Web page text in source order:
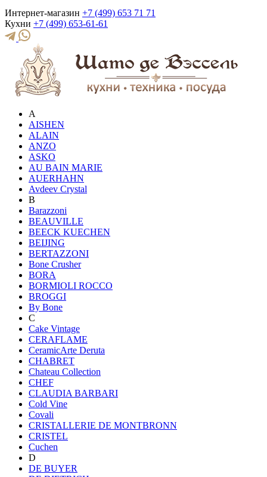
Интернет-магазин +7 (499) 653 71 71
Кухни +7 (499) 653-61-61
A
AISHEN
ALAIN
ANZO
ASKO
AU BAIN MARIE
AUERHAHN
Avdeev Crystal
B
Barazzoni
BEAUVILLE
BEECK KUECHEN
BEIJING
BERTAZZONI
Bone Crusher
BORA
BORMIOLI ROCCO
BROGGI
By Bone
C
Cake Vintage
CERAFLAME
CeramicArte Deruta
CHABRET
Chateau Collection
CHEF
CLAUDIA BARBARI
Cold Vine
Covali
CRISTALLERIE DE MONTBRONN
CRISTEL
Cuchen
D
DE BUYER